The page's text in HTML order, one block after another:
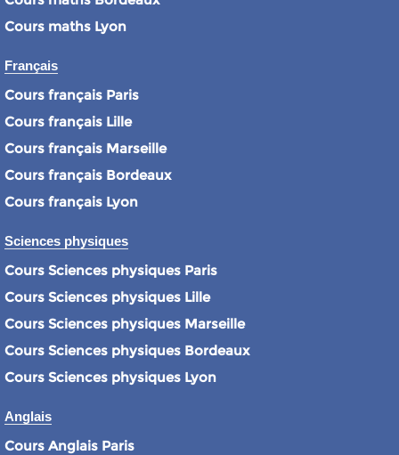
Cours maths Lyon
Français
Cours français Paris
Cours français Lille
Cours français Marseille
Cours français Bordeaux
Cours français Lyon
Sciences physiques
Cours Sciences physiques Paris
Cours Sciences physiques Lille
Cours Sciences physiques Marseille
Cours Sciences physiques Bordeaux
Cours Sciences physiques Lyon
Anglais
Cours Anglais Paris